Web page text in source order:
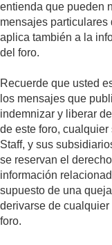
entienda que pueden
mensajes
aplica también a la
del foro.
Recuerde que usted
los mensajes que
indemnizar y liberar
de este foro,
Staff, y sus
se reservan el
información
supuesto de una
derivarse de
foro.